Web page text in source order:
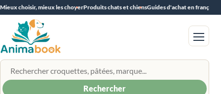
Mieux choisir, mieux les choyerProduits chats et chiensGuides d'achat en français
Rechercher un produit
Rechercher
Menu